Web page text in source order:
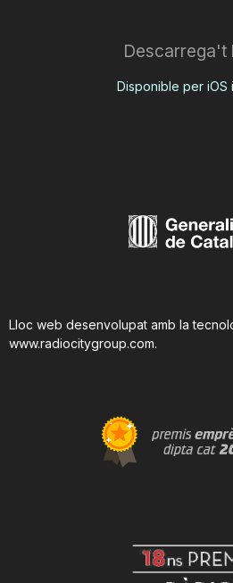
Descarrega't
Disponible per iOS
Lloc web desenvolupat amb la
www.radiocitygroup.com.